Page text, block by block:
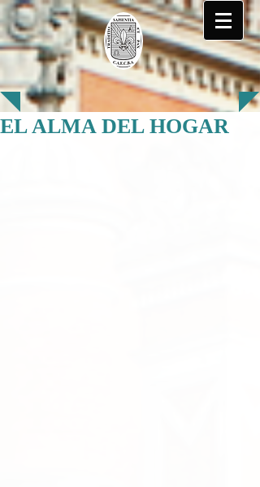
EL ALMA DEL HOGAR